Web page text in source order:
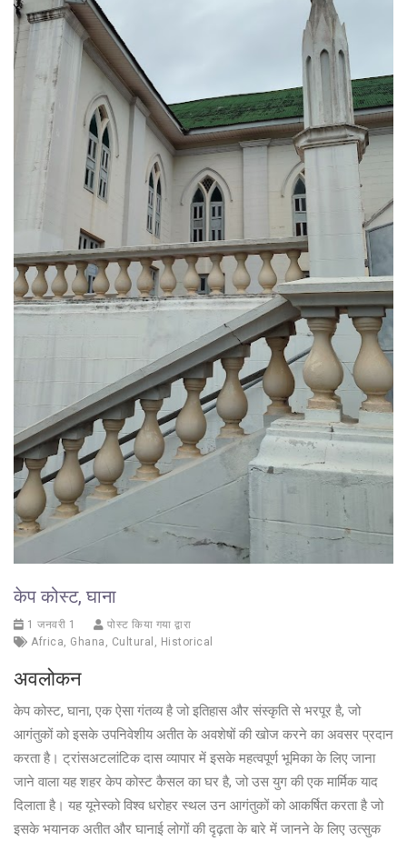
केप कोस्ट, घाना
1 जनवरी 1
पोस्ट किया गया द्वारा
Africa, Ghana , Cultural , Historical
अवलोकन
केप कोस्ट, घाना, एक ऐसा गंतव्य है जो इतिहास और संस्कृति से भरपूर है, जो
आगंतुकों को इसके उपनिवेशीय अतीत के अवशेषों की खोज करने का अवसर प्रदान
करता है। ट्रांसअटलांटिक दास व्यापार में इसके महत्वपूर्ण भूमिका के लिए जाना
जाने वाला यह शहर केप कोस्ट कैसल का घर है, जो उस युग की एक मार्मिक याद
दिलाता है। यह यूनेस्को विश्व धरोहर स्थल उन आगंतुकों को आकर्षित करता है जो
इसके भयानक अतीत और घानाई लोगों की दृढ़ता के बारे में जानने के लिए उत्सुक